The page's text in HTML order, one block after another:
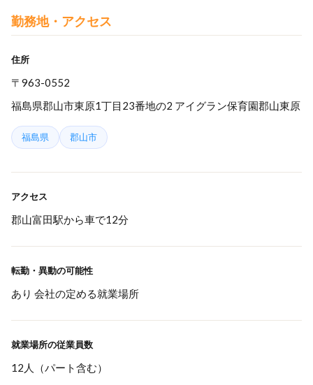
勤務地・アクセス
住所
〒963-0552
福島県郡山市東原1丁目23番地の2 アイグラン保育園郡山東原
福島県 郡山市
アクセス
郡山富田駅から車で12分
転勤・異動の可能性
あり 会社の定める就業場所
就業場所の従業員数
12人（パート含む）